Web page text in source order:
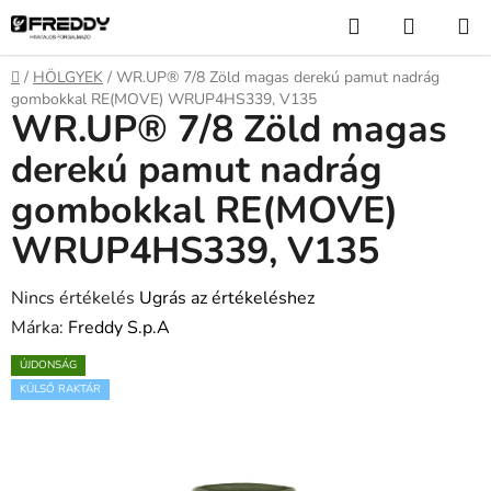
Ugrás
fő
tartalomhoz
KeresésKOSÁR
Kezdőlap
/ HÖLGYEK / WR.UP® 7/8 Zöld magas derekú pamut nadrág
gombokkal RE(MOVE) WRUP4HS339, V135
WR.UP® 7/8 Zöld magas
derekú pamut nadrág
gombokkal RE(MOVE)
WRUP4HS339, V135
A
termék
átlagos
értékelése
Nincs értékelés Ugrás az értékeléshez
Márka: Freddy S.p.A
ÚJDONSÁG
KÜLSŐ RAKTÁR